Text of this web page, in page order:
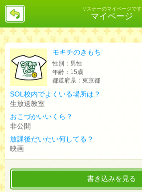
リスナーのマイページです
マイページ
戻
モキチのきもち
性別： 男性
年齢： 15歳
都道府県： 東京都
SOL校内でよくいる場所は？
生放送教室
おこづかいいくら？
非公開
放課後だいたい何してる？
映画
書き込みを見る